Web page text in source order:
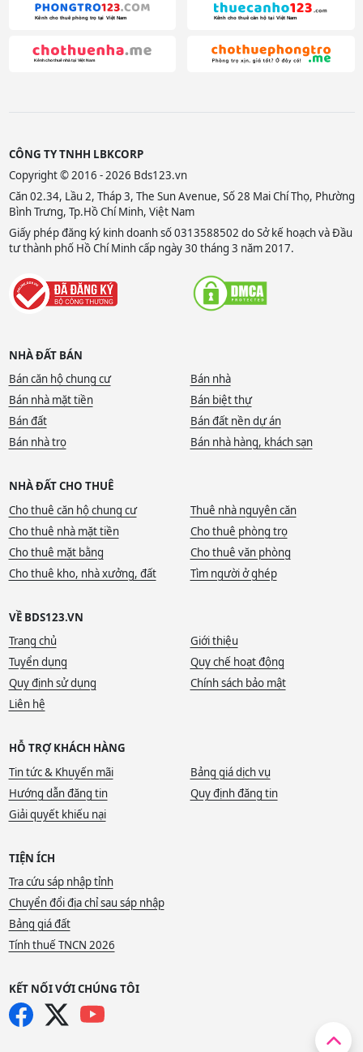
CÔNG TY TNHH LBKCORP
Copyright © 2016 - 2026 Bds123.vn
Căn 02.34, Lầu 2, Tháp 3, The Sun Avenue, Số 28 Mai Chí Thọ, Phường
Bình Trưng, Tp.Hồ Chí Minh, Việt Nam
Giấy phép đăng ký kinh doanh số 0313588502 do Sở kế hoạch và Đầu
tư thành phố Hồ Chí Minh cấp ngày 30 tháng 3 năm 2017.
NHÀ ĐẤT BÁN
Bán căn hộ chung cư
Bán nhà
Bán nhà mặt tiền
Bán biệt thự
Bán đất
Bán đất nền dự án
Bán nhà trọ
Bán nhà hàng, khách sạn
NHÀ ĐẤT CHO THUÊ
Cho thuê căn hộ chung cư
Thuê nhà nguyên căn
Cho thuê nhà mặt tiền
Cho thuê phòng trọ
Cho thuê mặt bằng
Cho thuê văn phòng
Cho thuê kho, nhà xưởng, đất
Tìm người ở ghép
VỀ BDS123.VN
Trang chủ
Giới thiệu
Tuyển dụng
Quy chế hoạt động
Quy định sử dụng
Chính sách bảo mật
Liên hệ
HỖ TRỢ KHÁCH HÀNG
Tin tức & Khuyến mãi
Bảng giá dịch vụ
Hướng dẫn đăng tin
Quy định đăng tin
Giải quyết khiếu nại
TIỆN ÍCH
Tra cứu sáp nhập tỉnh
Chuyển đổi địa chỉ sau sáp nhập
Bảng giá đất
Tính thuế TNCN 2026
KẾT NỐI VỚI CHÚNG TÔI